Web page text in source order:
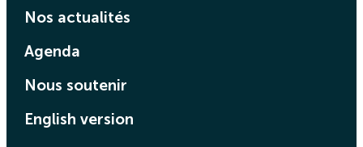
Nos actualités
Agenda
Nous soutenir
English version